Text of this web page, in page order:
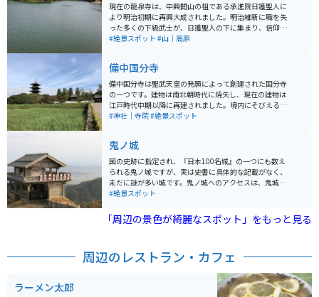
現在の龍泉寺は、中興開山の祖である承進院日護聖人に
より明治初期に再興大成されました。明治維新に職を失
った多くの下級武士が、日護聖人の下に集まり、信仰と
生活を共にしました。現存する石垣と建物の多くは、そ
り、"最上本山 御瀧 龍泉寺″と改めました。最上位経王大
菩薩（最上様・お稲荷さん）、八大龍王（水の神様）、
鬼子母神（子供の守り神）、三面大黒天をお祀りしてい
ます。
#絶景スポット #山｜高原
備中国分寺
備中国分寺は聖武天皇の発願によって創建された国分寺
の一つです。建物は南北朝時代に焼失し、現在の建物は
江戸時代中期以降に再建されました。境内にそびえる五
重塔は、岡山県内唯一のもので吉備路の代表的な景観と
た夕焼けも大変美しく、多くのカメラマンも訪れます。
#神社｜寺院#絶景スポット
鬼ノ城
国の史跡に指定され、『日本100名城』の一つにも数え
られる鬼ノ城ですが、実は史書に具体的な記載がなく、
未だに謎が多い城です。鬼ノ城へのアクセスは、鬼城山
の南麓にある『砂川公園』から車道が整備されているた
は『角楼』という防御施設もあるのですが、そこから眺
める西門はまさに絶景です。
#絶景スポット
「周辺の景色が綺麗なスポット」をもっと見る
周辺のレストラン・カフェ
ラーメン太郎